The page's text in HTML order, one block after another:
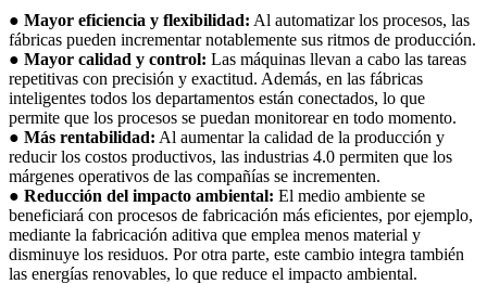
● Mayor eficiencia y flexibilidad: Al automatizar los procesos, las
fábricas pueden incrementar notablemente sus ritmos de producción.
● Mayor calidad y control: Las máquinas llevan a cabo las tareas
repetitivas con precisión y exactitud. Además, en las fábricas
inteligentes todos los departamentos están conectados, lo que
permite que los procesos se puedan monitorear en todo momento.
● Más rentabilidad: Al aumentar la calidad de la producción y
reducir los costos productivos, las industrias 4.0 permiten que los
márgenes operativos de las compañías se incrementen.
● Reducción del impacto ambiental: El medio ambiente se
beneficiará con procesos de fabricación más eficientes, por ejemplo,
mediante la fabricación aditiva que emplea menos material y
disminuye los residuos. Por otra parte, este cambio integra también
las energías renovables, lo que reduce el impacto ambiental.